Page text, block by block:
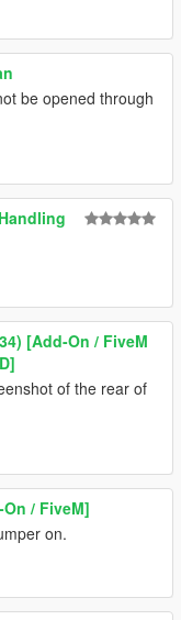
be opened through
[Add-On / FiveM
of the rear of
On / FiveM]
on.